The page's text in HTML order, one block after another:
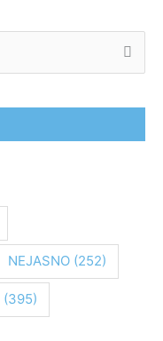
NEJASNO(252)
(395)